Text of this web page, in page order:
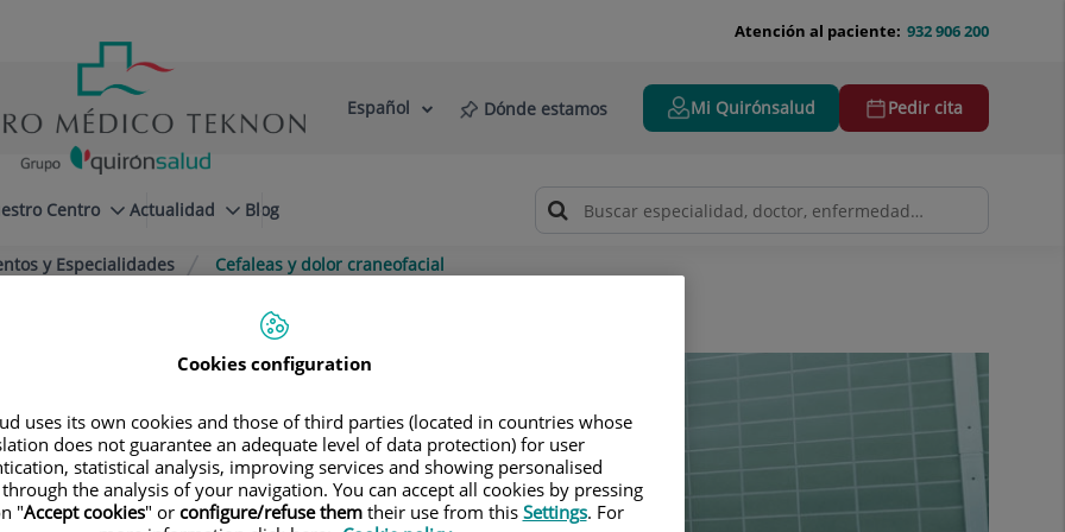
932 906 200
Atención al paciente:
Selector
Idioma
Español Dónde estamos Mi Quirónsalud Pedir cita
Centro Actualidad Blog
y Especialidades Cefaleas y dolor craneofacial
Cookies configuration
uses its own cookies and those of third parties (located in countries whose
does not guarantee an adequate level of data protection) for user
statistical analysis, improving services and showing personalised
the analysis of your navigation. You can accept all cookies by pressing
"Accept cookies" or configure/refuse themtheir use from this Settings. For